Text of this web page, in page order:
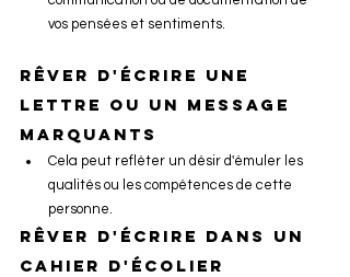
vos pensées et sentiments.
Rêver d'écrire une
lettre ou un message
marquants
Cela peut refléter un désir d'émuler les
qualités ou les compétences de cette
personne.
Rêver d'écrire dans un
cahier d'écolier